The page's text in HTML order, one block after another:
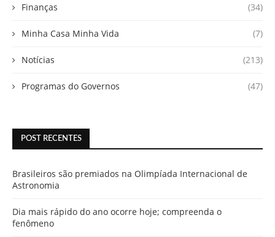
Finanças (34)
Minha Casa Minha Vida (7)
Notícias (213)
Programas do Governos (47)
POST RECENTES
Brasileiros são premiados na Olimpíada Internacional de
Astronomia
Dia mais rápido do ano ocorre hoje; compreenda o
fenômeno